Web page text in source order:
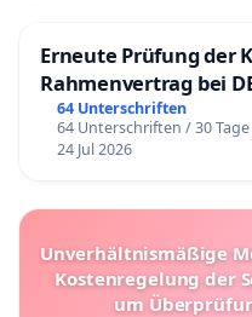
Erneute Prüfung der
Rahmenvertrag bei
64 Unterschriften
64 Unterschriften / 30 Tage
24 Jul 2026
Unverhältnismäßige
Kostenregelung der
um